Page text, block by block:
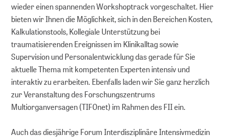
wieder einen spannenden Workshoptrack vorgeschaltet. Hier
bieten wir Ihnen die Möglichkeit, sich in den Bereichen Kosten,
Kalkulationstools, Kollegiale Unterstützung bei
traumatisierenden Ereignissen im Klinikalltag sowie
Supervision und Personalentwicklung das gerade für Sie
aktuelle Thema mit kompetenten Experten intensiv und
interaktiv zu erarbeiten. Ebenfalls laden wir Sie ganz herzlich
zur Veranstaltung des Forschungszentrums
Multiorganversagen (TIFOnet) im Rahmen des FII ein.
Auch das diesjährige Forum Interdisziplinäre Intensivmedizin